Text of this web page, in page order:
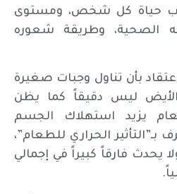
حياة كل شخص، ومستوى
الصحية، وطريقة شعوره
بأن تناول وجبات صغيرة
ليس دقيقاً كما يظن
يزيد استهلاك الجسم
بـ”التأثير الحراري للطعام”،
يحدث فارقاً كبيراً في إجمالي